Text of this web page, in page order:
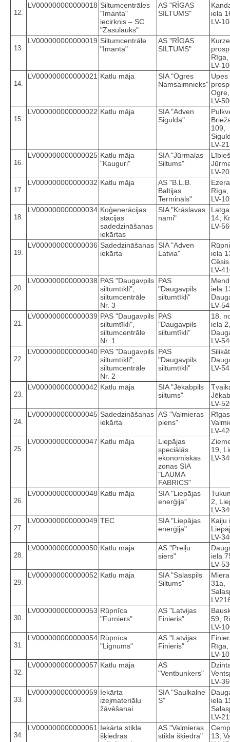
12.
LV000000000000018 Siltumcentrāles
"Imanta"
iecirknis – SC
"Zasulauks"
AS "RĪGAS
SILTUMS"
iela
LV-
13.
LV000000000000019 Siltumcentrāle
"Imanta"
AS "RĪGAS
SILTUMS"
Rīga,
LV-
14.
LV000000000000021 Katlu māja
SIA "Ogres
Namsaimnieks"
Upes
Ogre,
LV-
15.
LV000000000000022 Katlu māja
SIA "Adven
Sigulda"
109,
LV-
16.
LV000000000000025 Katlu māja
"Kauguri"
SIA "Jūrmalas
Siltums"
LV-
17.
LV000000000000032 Katlu māja
AS "B.L.B.
Baltijas
Termināls"
Rīga,
LV-
18.
LV000000000000034 Koģenerācijas
stacijas
sadedzināšanas
iekārtas
SIA "Krāslavas
nami"
14,
LV-
19.
LV000000000000036 Sadedzināšanas
iekārta
SIA "Adven
Latvia"
iela
LV-
20.
LV000000000000038 PAS "Daugavpils
siltumtīkli",
siltumcentrāle
Nr. 3
PAS
"Daugavpils
siltumtīkli"
iela
LV-
21.
LV000000000000039 PAS "Daugavpils
siltumtīkli",
siltumcentrāle
Nr. 1
PAS
"Daugavpils
siltumtīkli"
18.
iela 2,
LV-
22.
LV000000000000040 PAS "Daugavpils
siltumtīkli",
siltumcentrāle
Nr. 2
PAS
"Daugavpils
siltumtīkli"
LV-
23.
LV000000000000042 Katlu māja
SIA "Jēkabpils
siltums"
LV-
24.
LV000000000000045 Sadedzināšanas
iekārta
AS "Valmieras
piens"
LV-
25.
LV000000000000047 Katlu māja
Liepājas
speciālās
ekonomiskās
zonas SIA
"LAUMA
FABRICS"
19,
LV-
26.
LV000000000000048 Katlu māja
SIA "Liepājas
enerģija"
2,
LV-
27.
LV000000000000049 TEC
SIA "Liepājas
enerģija"
Kaiju
LV-
28.
LV000000000000050 Katlu māja
AS "Preiļu
siers"
iela
LV-
29.
LV000000000000052 Katlu māja
SIA "Salaspils
Siltums"
31a,
30.
LV000000000000053 Rūpnīca
"Furniers"
AS "Latvijas
Finieris"
59,
LV-
31.
LV000000000000054 Rūpnīca
"Lignums"
AS "Latvijas
Finieris"
Rīga,
LV-
32.
LV000000000000057 Katlu māja
AS
"Ventbunkers"
LV-
33.
LV000000000000059 Iekārta
izejmateriālu
žāvēšanai
SIA "Saulkalne
S"
iela
LV-
34.
LV000000000000061 Iekārta stikla
šķiedras
AS "Valmieras
stikla šķiedra"
13,